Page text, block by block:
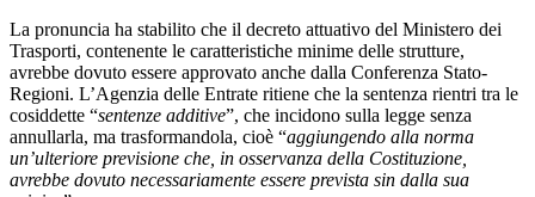
La pronuncia ha stabilito che il decreto attuativo del Ministero dei
Trasporti, contenente le caratteristiche minime delle strutture,
avrebbe dovuto essere approvato anche dalla Conferenza Stato-
Regioni. L’Agenzia delle Entrate ritiene che la sentenza rientri tra le
cosiddette “sentenze additive”, che incidono sulla legge senza
annullarla, ma trasformandola, cioè “aggiungendo alla norma
un’ulteriore previsione che, in osservanza della Costituzione,
avrebbe dovuto necessariamente essere prevista sin dalla sua